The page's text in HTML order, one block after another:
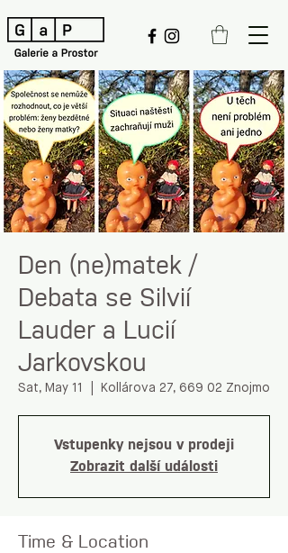
Den (ne)matek /
Debata se Silvií
Lauder a Lucií
Jarkovskou
Sat, May 11 Kollárova 27, 669 02 Znojmo
Vstupenky nejsou v prodeji
Zobrazit další události
Time & Location